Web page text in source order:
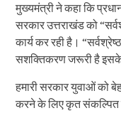
मुख्यमंत्री ने कहा कि
सरकार उत्तराखंड को
कार्य कर रही है।
सशक्तिकरण जरूरी है इसके
हमारी सरकार युवाओं को
करने के लिए कृत संकल्पित